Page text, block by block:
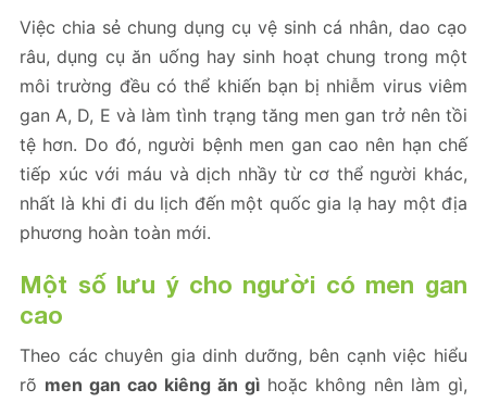
Việc chia sẻ chung dụng cụ vệ sinh cá nhân, dao cạo
râu, dụng cụ ăn uống hay sinh hoạt chung trong một
môi trường đều có thể khiến bạn bị nhiễm virus viêm
gan A, D, E và làm tình trạng tăng men gan trở nên tồi
tệ hơn. Do đó, người bệnh men gan cao nên hạn chế
tiếp xúc với máu và dịch nhầy từ cơ thể người khác,
nhất là khi đi du lịch đến một quốc gia lạ hay một địa
phương hoàn toàn mới.
Một số lưu ý cho người có men gan
cao
Theo các chuyên gia dinh dưỡng, bên cạnh việc hiểu
rõ men gan cao kiêng ăn gì hoặc không nên làm gì,